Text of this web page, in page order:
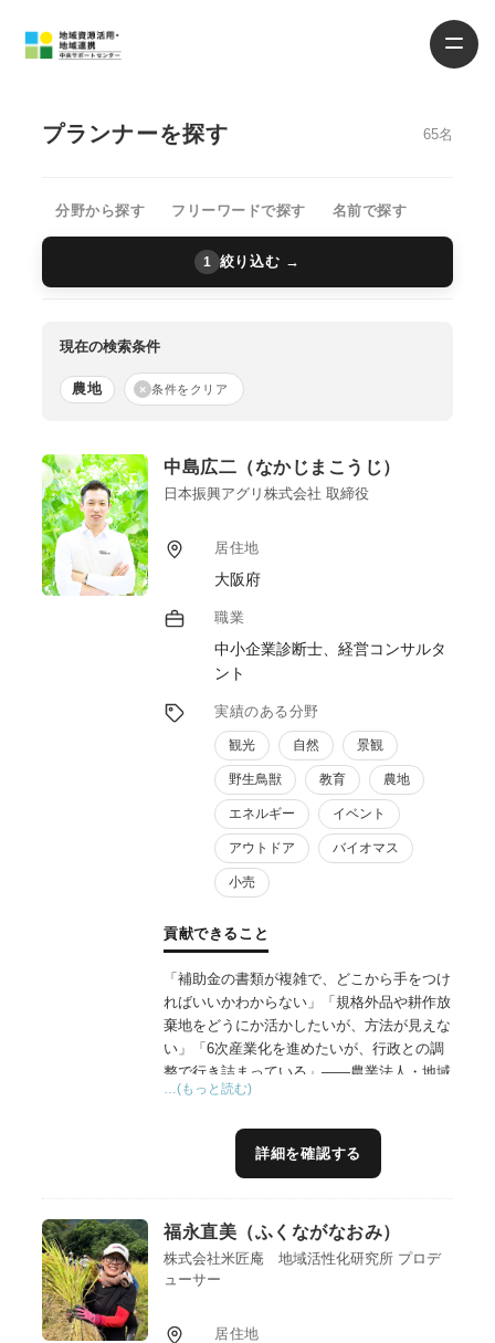
プランナーを探す 65名
分野から探す フリーワードで探す 名前で探す
1 絞り込む →
現在の検索条件
農地 × 条件をクリア
中島広二（なかじまこうじ）
日本振興アグリ株式会社 取締役
居住地
大阪府
職業
中小企業診断士、経営コンサルタ
ント
実績のある分野
観光 自然 景観
野生鳥獣 教育 農地
エネルギー イベント
アウトドア バイオマス
小売
貢献できること
「補助金の書類が複雑で、どこから手をつけ
ればいいかわからない」「規格外品や耕作放
棄地をどうにか活かしたいが、方法が見えな
い」「6次産業化を進めたいが、行政との調
整で行き詰まっている」——農業法人・地域
事業者の皆様から、こうした声を数多くお聞
私は和歌山県庁・岸和田市役所で19年間、農
地法や補助金制度の運用、行政折衝の実務に
合わせ、商品開発、ブランド構築、補助金を
活用した資金調達まで、企画から実行まで一
気通貫で伴走支援します。
商品の開発・販路開拓、耕作放棄地を再生し
…(もっと読む)
詳細を確認する
福永直美（ふくながなおみ）
株式会社米匠庵 地域活性化研究所 プロデ
ューサー
居住地